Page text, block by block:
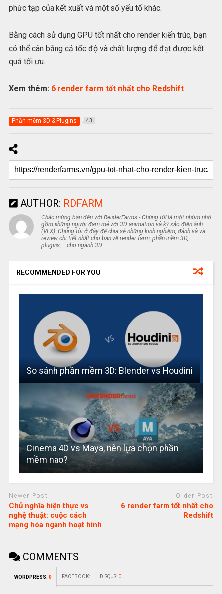
phức tạp của kết xuất và một số yếu tố khác.
Bằng cách sử dụng GPU tốt nhất cho render kiến trúc, bạn
có thể cân bằng cả tốc độ và chất lượng để đạt được kết
quả tối ưu.
Xem thêm: 6 render farm tốt nhất cho Redshift
Phần mềm 3D & Plugins 43
AUTHOR: RDFARM
Chào mừng bạn đến với RenderFarms - Chúng tôi là một nhóm nhỏ
gồm những người đam mê với 3D animation và kỹ xảo điện ảnh
(VFX). Chúng tôi ở đây để chia sẻ những kinh nghiệm, đánh và và
review chi tiết nhất cho bạn về render farm, phần mềm 3D,
plugins,... cho ngành 3D.
RECOMMENDED FOR YOU
So sánh phần mềm 3D: Blender vs Houdini
Cinema 4D vs Maya, nên lựa chọn phần
mềm nào?
Newer Post
Chủ nghĩa hiện thực vs
nghệ thuật: cuộc cách
mạng hóa ngành hoạt hình
Older Post
6 render farm tốt nhất cho
Redshift
COMMENTS
WORDPRESS: 0 FACEBOOK: DISQUS: 0